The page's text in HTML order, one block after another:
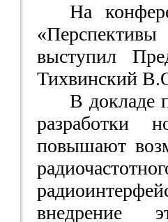
На
выступил
Тихвинский
В докладе
разработки
повышают
внедрение